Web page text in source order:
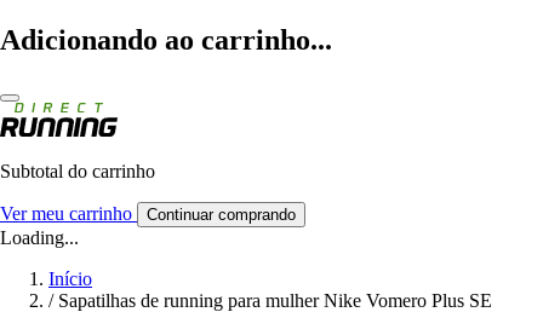
Adicionando ao carrinho...
Subtotal do carrinho
Ver meu carrinho Continuar comprando
Loading...
Início
/ Sapatilhas de running para mulher Nike Vomero Plus SE